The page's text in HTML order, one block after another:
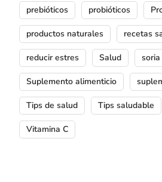
prebióticos probióticos
productos naturales recetas
reducir estres Salud
Suplemento alimenticio
Tips de salud Tips saludable
Vitamina C